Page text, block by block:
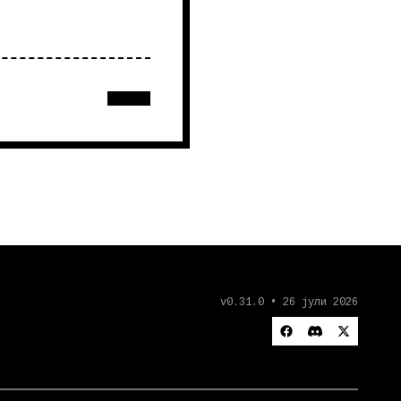
v0.31.0 • 26 јули 2026